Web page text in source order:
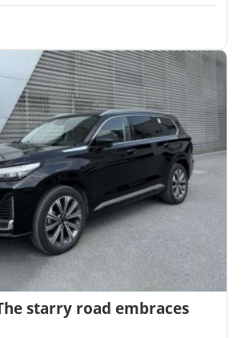
starry road embraces